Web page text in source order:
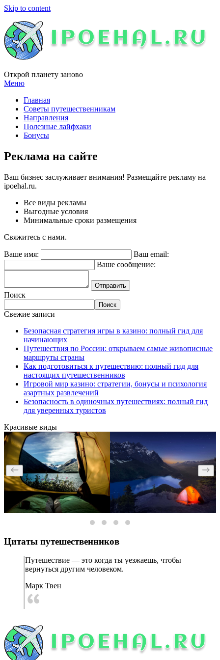
Skip to content
Открой планету заново
Меню
Главная
Советы путешественникам
Направления
Полезные лайфхаки
Бонусы
Реклама на сайте
Ваш бизнес заслуживает внимания! Размещайте рекламу на
ipoehal.ru.
Все виды рекламы
Выгодные условия
Минимальные сроки размещения
Свяжитесь с нами.
Ваше имя:
Ваш email:
Ваше сообщение:
Отправить
Поиск
Поиск
Свежие записи
Безопасная стратегия игры в казино: полный гид для
начинающих
Путешествия по России: открываем самые живописные
маршруты страны
Как подготовиться к путешествию: полный гид для
настоящих путешественников
Игровой мир казино: стратегии, бонусы и психология
азартных развлечений
Безопасность в одиночных путешествиях: полный гид
для уверенных туристов
Красивые виды
Цитаты путешественников
Путешествие — это когда ты уезжаешь, чтобы
вернуться другим человеком.
Марк Твен